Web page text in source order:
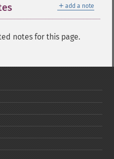
＋ add a note
notes for this page.